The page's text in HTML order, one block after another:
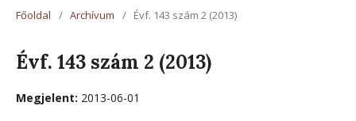
Főoldal / Archívum / Évf. 143 szám 2 (2013)
Évf. 143 szám 2 (2013)
Megjelent: 2013-06-01